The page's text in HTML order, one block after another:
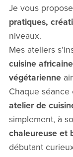
Je vous
pratiques,
niveaux.
Mes ateliers
cuisine africaine
végétarienne
Chaque
atelier de
simplement, à
chaleureuse et
débutant